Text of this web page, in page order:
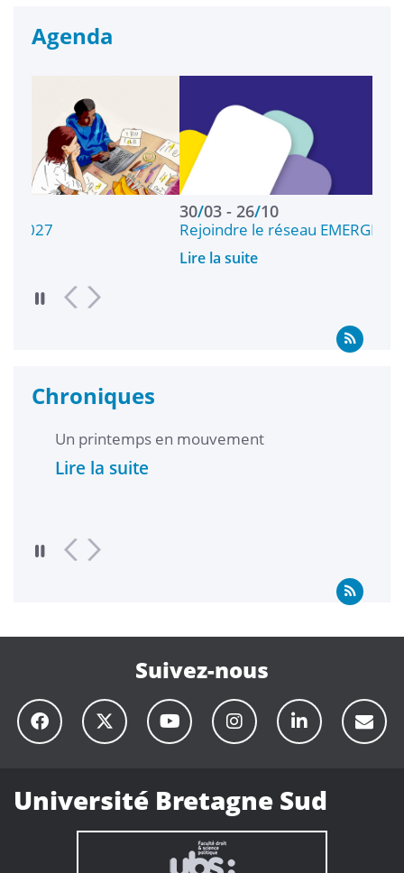
Agenda
Rejoindre le réseau EMERGE d’associations étu…
Chroniques
Un printemps en mouvement
Lire la suite
Suivez-nous
Université Bretagne Sud